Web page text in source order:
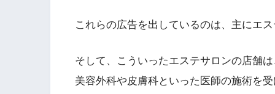
これらの広告を出しているのは、主にエ
そして、こういったエステサロンの店舗
美容外科や皮膚科といった医師の施術を